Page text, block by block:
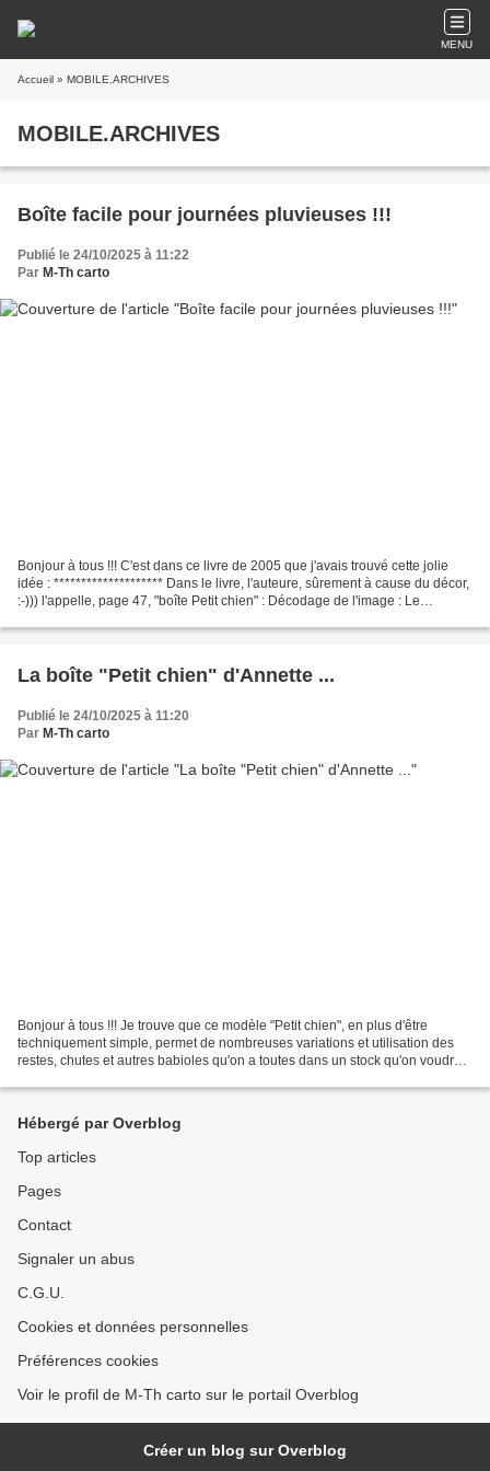
MENU
Accueil » MOBILE.ARCHIVES
MOBILE.ARCHIVES
Boîte facile pour journées pluvieuses !!!
Publié le 24/10/2025 à 11:22
Par M-Th carto
Bonjour à tous !!! C'est dans ce livre de 2005 que j'avais trouvé cette jolie
idée : ******************** Dans le livre, l'auteure, sûrement à cause du décor,
:-))) l'appelle, page 47, "boîte Petit chien" : Décodage de l'image : Le
La boîte "Petit chien" d'Annette ...
Publié le 24/10/2025 à 11:20
Par M-Th carto
Bonjour à tous !!! Je trouve que ce modèle "Petit chien", en plus d'être
techniquement simple, permet de nombreuses variations et utilisation des
restes, chutes et autres babioles qu'on a toutes dans un stock qu'on voudrait
Hébergé par Overblog
Top articles
Pages
Contact
Signaler un abus
C.G.U.
Cookies et données personnelles
Préférences cookies
Voir le profil de M-Th carto sur le portail Overblog
Créer un blog sur Overblog